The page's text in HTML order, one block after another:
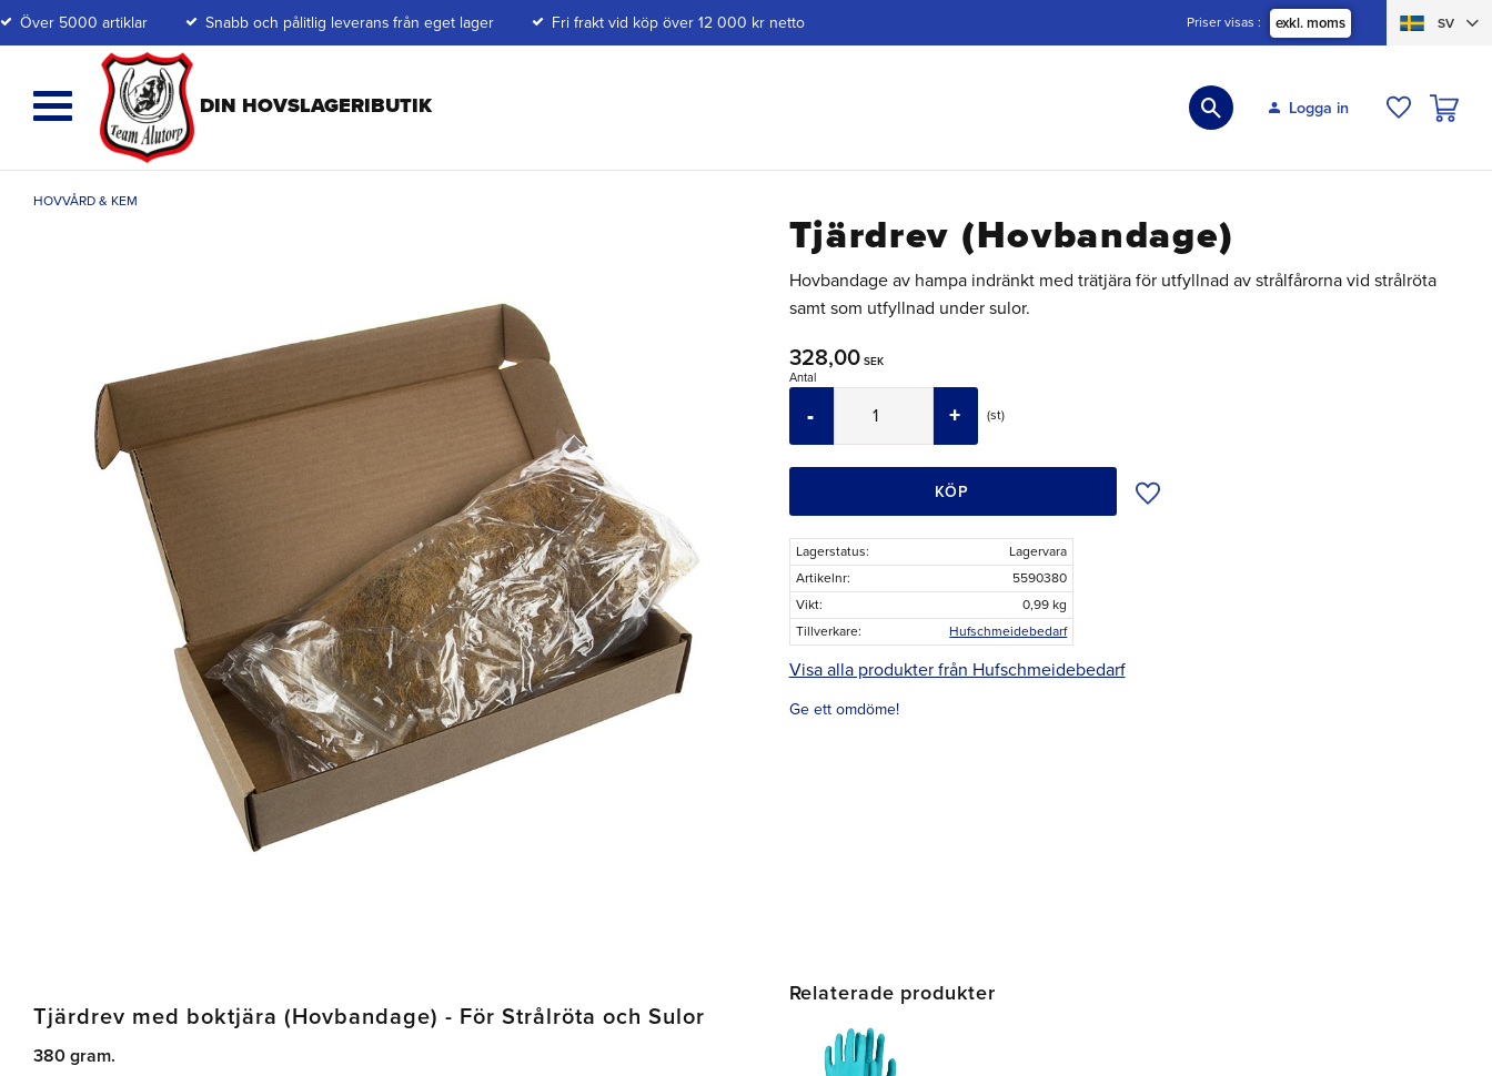
Över 5000 artiklar Snabb och pålitlig leverans från eget lager Fri frakt vid köp över 12 000 kr netto Priser visas exkl. moms SV
Logga in
HOVVÅRD & KEM
Tjärdrev (Hovbandage)
Hovbandage av hampa indränkt med trätjära för utfyllnad av strålfårorna vid strålröta
samt som utfyllnad under sulor.
328,00SEK
Antal
st
+
-
KÖP Lägg till i önskelista
Lagerstatus
Lagervara
Artikelnr
5590380
Vikt
0,99 kg
Tillverkare
Hufschmeidebedarf
Visa alla produkter från Hufschmeidebedarf
Ge ett omdöme!
Tjärdrev med boktjära (Hovbandage) - För Strålröta och Sulor
380 gram.
Relaterade produkter